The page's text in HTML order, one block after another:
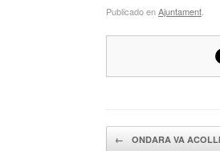
Publicado enAjuntament
Navegador de artículos
← ONDARA VA